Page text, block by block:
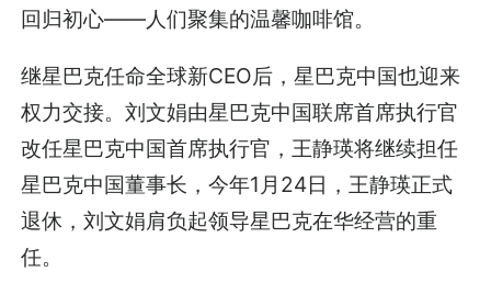
回归初心——人们聚集的温馨咖啡馆。
继星巴克任命全球新CEO后，星巴克中国也迎来
权力交接。刘文娟由星巴克中国联席首席执行官
改任星巴克中国首席执行官，王静瑛将继续担任
星巴克中国董事长，今年1月24日，王静瑛正式
退休，刘文娟肩负起领导星巴克在华经营的重
任。